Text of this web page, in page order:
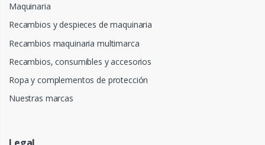
Maquinaria
Recambios y despieces de maquinaria
Recambios maquinaria multimarca
Recambios, consumibles y accesorios
Ropa y complementos de protección
Nuestras marcas